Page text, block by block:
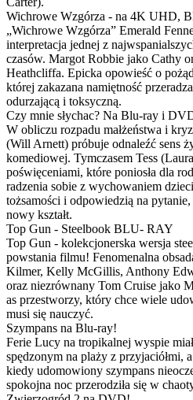
Wichrowe Wzgórza - na 4K UHD,
„Wichrowe Wzgórza” Emerald
interpretacja jednej z
czasów. Margot Robbie jako Cathy
Heathcliffa. Epicka opowieść o
której zakazana namiętność
odurzającą i toksyczną.
Czy mnie słychac? Na Blu-ray i
W obliczu rozpadu małżeństwa i
(Will Arnett) próbuje odnaleźć sens
komediowej. Tymczasem Tess
poświęceniami, które poniosła dla
radzenia sobie z wychowaniem
tożsamości i odpowiedzią na
nowy kształt.
Top Gun - Steelbook BLU- RAY
Top Gun - kolekcjonerska wersja
powstania filmu! Fenomenalna
Kilmer, Kelly McGillis, Anthony
oraz niezrównany Tom Cruise jako
as przestworzy, który chce wiele
musi się nauczyć.
Szympans na Blu-ray!
Ferie Lucy na tropikalnej wyspie
spędzonym na plaży z przyjaciółmi,
kiedy udomowiony szympans
spokojna noc przerodziła się w